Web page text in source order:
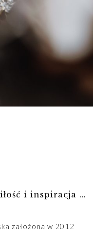
i inspiracja …
założona w 2012